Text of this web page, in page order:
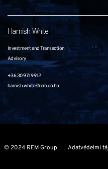
Hamish White
Investment and Transaction
Advisory
+36 30 971 9912
hamish.white@rem.co.hu
© 2024 REM Group Adatvédelmi